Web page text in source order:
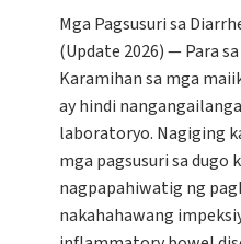
Mga Pagsusuri sa
(Update 2026) — Para
Karamihan sa mga
ay hindi
laboratoryo. Nagiging
mga pagsusuri sa dugo
nagpapahiwatig ng
nakahahawang